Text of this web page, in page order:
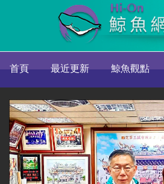
首頁 最近更新 鯨魚觀點